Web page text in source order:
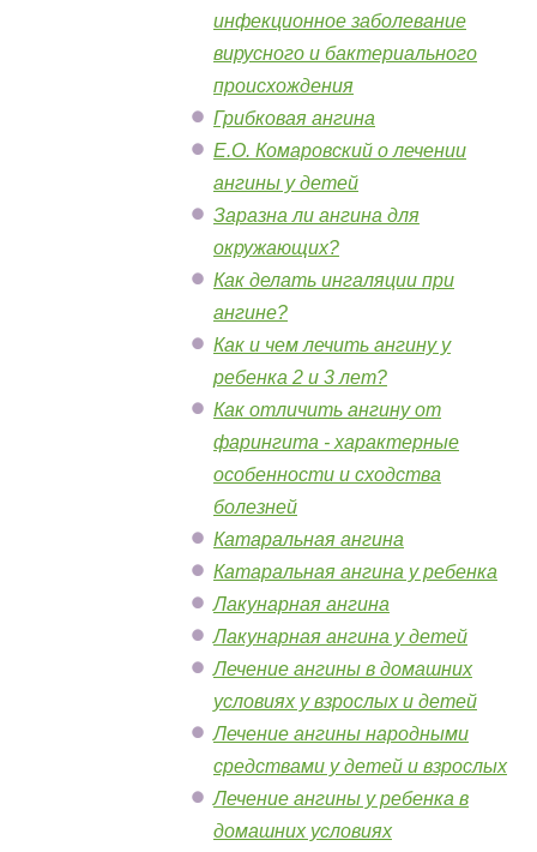
инфекционное заболевание
вирусного и бактериального
происхождения
Грибковая ангина
Е.О. Комаровский о лечении
ангины у детей
Заразна ли ангина для
окружающих?
Как делать ингаляции при
ангине?
Как и чем лечить ангину у
ребенка 2 и 3 лет?
Как отличить ангину от
фарингита - характерные
особенности и сходства
болезней
Катаральная ангина
Катаральная ангина у ребенка
Лакунарная ангина
Лакунарная ангина у детей
Лечение ангины в домашних
условиях у взрослых и детей
Лечение ангины народными
средствами у детей и взрослых
Лечение ангины у ребенка в
домашних условиях